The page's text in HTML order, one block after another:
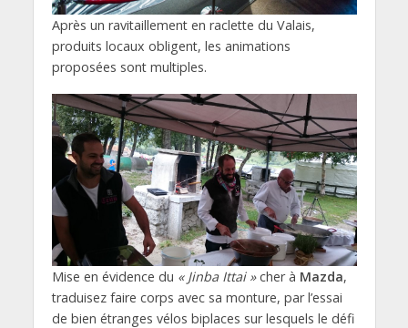
Après un ravitaillement en raclette du Valais,
produits locaux obligent, les animations
proposées sont multiples.
Mise en évidence du « Jinba Ittai »cher à Mazda,
traduisez faire corps avec sa monture, par l’essai
de bien étranges vélos biplaces sur lesquels le défi